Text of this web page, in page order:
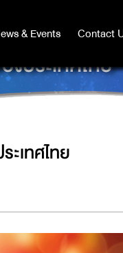
& Events Contact
& Events Contact
ประเทศไทย
ะเทศไทย